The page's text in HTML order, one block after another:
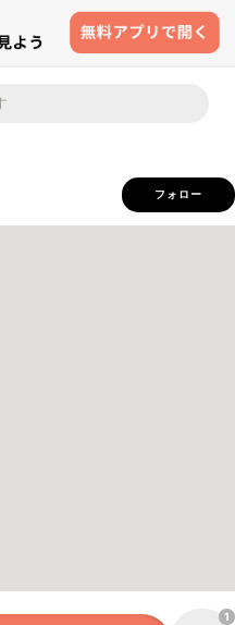
フォロー
1